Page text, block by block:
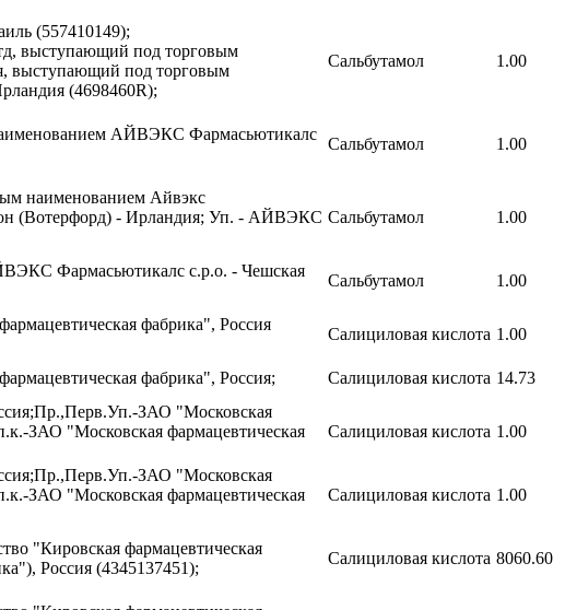
(557410149);
выступающий под торговым
выступающий под торговым
(4698460R);
Сальбутамол 1.00
АЙВЭКС Фармасьютикалс
Сальбутамол 1.00
наименованием Айвэкс
(Вотерфорд) - Ирландия; Уп. - АЙВЭКС Сальбутамол 1.00
Фармасьютикалс с.р.о. - Чешская
Сальбутамол 1.00
фабрика", Россия
Салициловая кислота 1.00
фабрика", Россия; Салициловая кислота 14.73
ЗАО "Московская
ЗАО "Московская фармацевтическая
Салициловая кислота 1.00
ЗАО "Московская
ЗАО "Московская фармацевтическая
Салициловая кислота 1.00
"Кировская фармацевтическая
Россия (4345137451);
Салициловая кислота 8060.60